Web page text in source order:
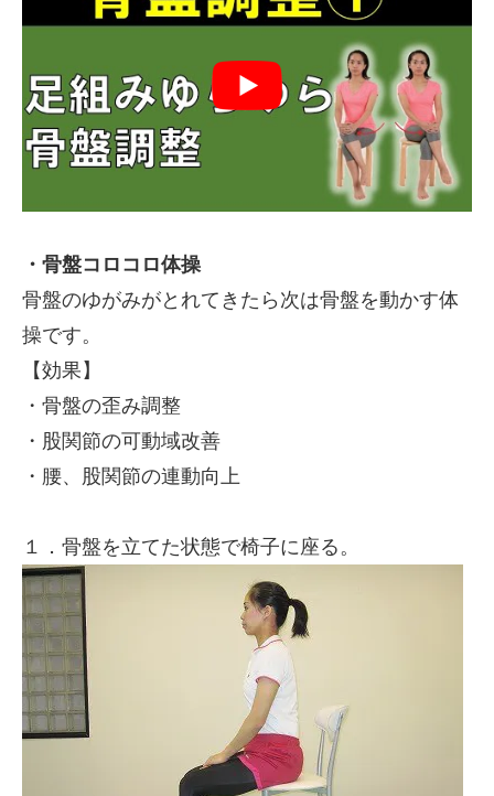
・骨盤コロコロ体操
骨盤のゆがみがとれてきたら次は骨盤を動かす体
操です。
【効果】
・骨盤の歪み調整
・股関節の可動域改善
・腰、股関節の連動向上
１．骨盤を立てた状態で椅子に座る。